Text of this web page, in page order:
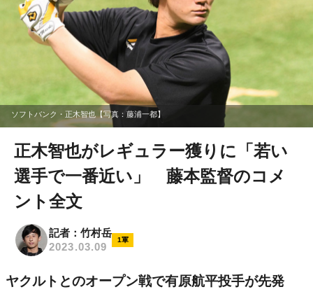
ソフトバンク・正木智也【写真：藤浦一都】
正木智也がレギュラー獲りに「若い
選手で一番近い」 藤本監督のコメ
ント全文
記者：竹村岳
2023.03.09
1軍
ヤクルトとのオープン戦で有原航平投手が先発